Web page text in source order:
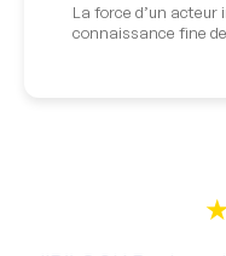
La force d’un
connaissance fine